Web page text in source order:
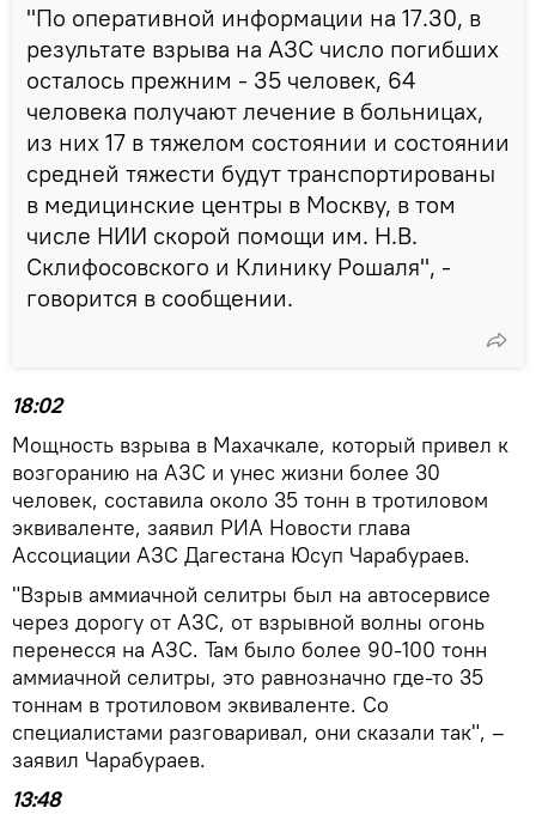
"По оперативной информации на 17.30, в
результате взрыва на АЗС число погибших
осталось прежним - 35 человек, 64
человека получают лечение в больницах,
из них 17 в тяжелом состоянии и состоянии
средней тяжести будут транспортированы
в медицинские центры в Москву, в том
числе НИИ скорой помощи им. Н.В.
Склифосовского и Клинику Рошаля", -
говорится в сообщении.
18:02
Мощность взрыва в Махачкале, который привел к
возгоранию на АЗС и унес жизни более 30
человек, составила около 35 тонн в тротиловом
эквиваленте, заявил РИА Новости глава
Ассоциации АЗС Дагестана Юсуп Чарабураев.
"Взрыв аммиачной селитры был на автосервисе
через дорогу от АЗС, от взрывной волны огонь
перенесся на АЗС. Там было более 90-100 тонн
аммиачной селитры, это равнозначно где-то 35
тоннам в тротиловом эквиваленте. Со
специалистами разговаривал, они сказали так", –
заявил Чарабураев.
13:48